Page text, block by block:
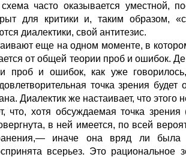
схема часто оказывается уместной,
для критики и, таким образом,
диалектики, свой антитезис.
еще на одном моменте, в
от общей теории проб и ошибок.
проб и ошибок, как уже
точка зрения будет
Диалектик же настаивает, что этого
что, хотя обсуждаемая точка зрения
в ней имеется, по всей
иначе она вряд ли
всерьез. Это рациональное